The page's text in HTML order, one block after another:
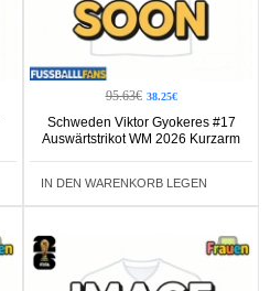
95.63€ 38.25€
Schweden Viktor Gyokeres #17
Auswärtstrikot WM 2026 Kurzarm
IN DEN WARENKORB LEGEN